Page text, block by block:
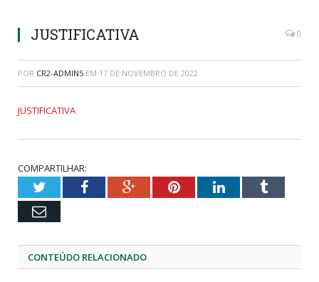
JUSTIFICATIVA 0
POR CR2-ADMIN5 EM 17 DE NOVEMBRO DE 2022
JUSTIFICATIVA
COMPARTILHAR:
TwitterFacebookGoogle+PinterestLinkedInTumblr
Email
CONTEÚDO RELACIONADO